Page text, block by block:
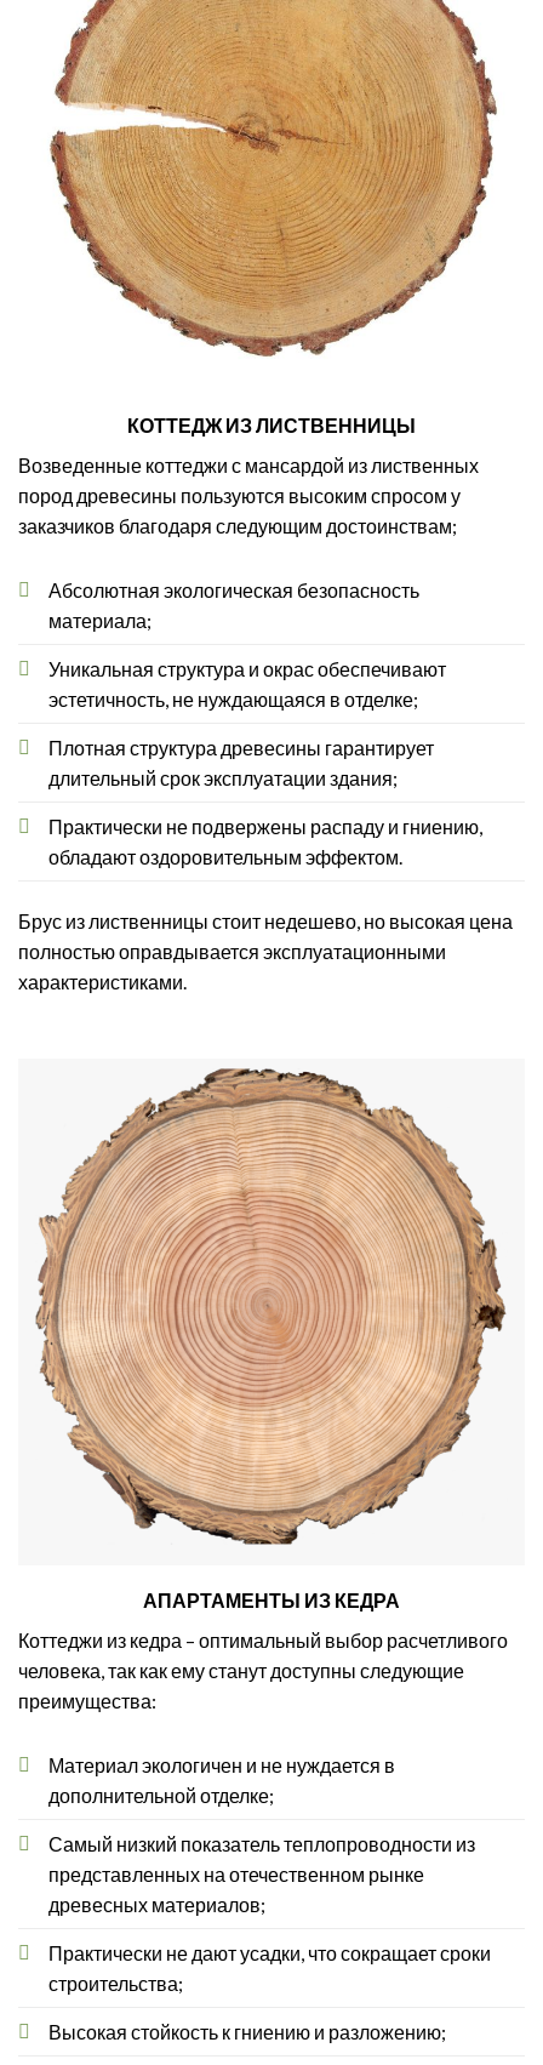
КОТТЕДЖ ИЗ ЛИСТВЕННИЦЫ
Возведенные коттеджи с мансардой из лиственных
пород древесины пользуются высоким спросом у
заказчиков благодаря следующим достоинствам;
Абсолютная экологическая безопасность
материала;
Уникальная структура и окрас обеспечивают
эстетичность, не нуждающаяся в отделке;
Плотная структура древесины гарантирует
длительный срок эксплуатации здания;
Практически не подвержены распаду и гниению,
обладают оздоровительным эффектом.
Брус из лиственницы стоит недешево, но высокая цена
полностью оправдывается эксплуатационными
характеристиками.
АПАРТАМЕНТЫ ИЗ КЕДРА
Коттеджи из кедра – оптимальный выбор расчетливого
человека, так как ему станут доступны следующие
преимущества:
Материал экологичен и не нуждается в
дополнительной отделке;
Самый низкий показатель теплопроводности из
представленных на отечественном рынке
древесных материалов;
Практически не дают усадки, что сокращает сроки
строительства;
Высокая стойкость к гниению и разложению;